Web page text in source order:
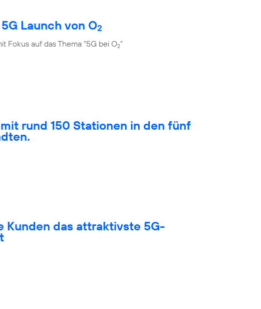
Launch von O2
Fokus auf das Thema "5G bei O2"
rund 150 Stationen in den fünf
Kunden das attraktivste 5G-